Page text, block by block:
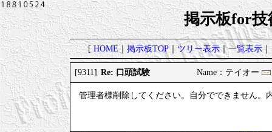
掲示板for技
[HOME｜掲示板TOP｜ツリー表示｜一覧表示｜
[9311] Re: 口頭試験 Name：テイオー
管理者様削除してください。自分でできません。